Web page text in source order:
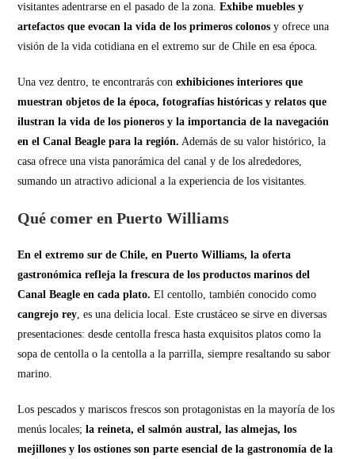
visitantes adentrarse en el pasado de la zona. Exhibe muebles y
artefactos que evocan la vida de los primeros colonos y ofrece una
visión de la vida cotidiana en el extremo sur de Chile en esa época.
Una vez dentro, te encontrarás conexhibiciones interiores que
muestran objetos de la época, fotografías históricas y relatos que
ilustran la vida de los pioneros y la importancia de la navegación
en el Canal Beagle para la región. Además de su valor histórico, la
casa ofrece una vista panorámica del canal y de los alrededores,
sumando un atractivo adicional a la experiencia de los visitantes.
Qué comer en Puerto Williams
En el extremo sur de Chile, en Puerto Williams, la oferta
gastronómica refleja la frescura de los productos marinos del
Canal Beagle en cada plato. El centollo, también conocido como
cangrejo rey , es una delicia local. Este crustáceo se sirve en diversas
presentaciones: desde centolla fresca hasta exquisitos platos como la
sopa de centolla o la centolla a la parrilla, siempre resaltando su sabor
marino.
Los pescados y mariscos frescos son protagonistas en la mayoría de los
menús locales;la reineta, el salmón austral, las almejas, los
mejillones y los ostiones son parte esencial de la gastronomía de la